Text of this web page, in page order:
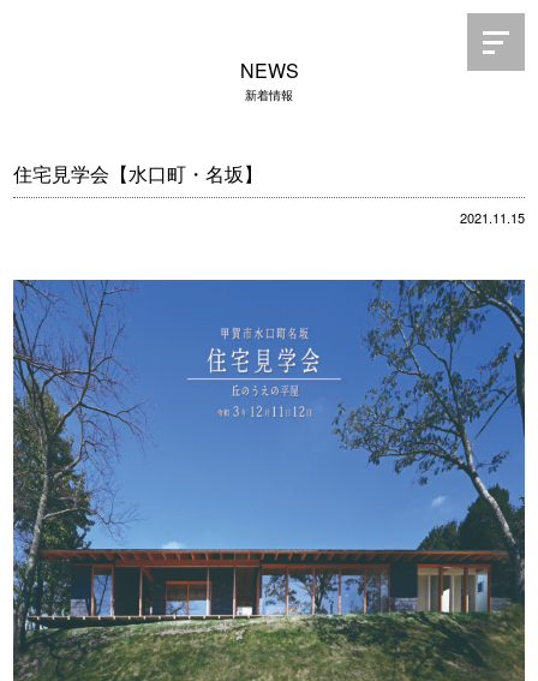
NEWS
新着情報
住宅見学会【水口町・名坂】
2021.11.15